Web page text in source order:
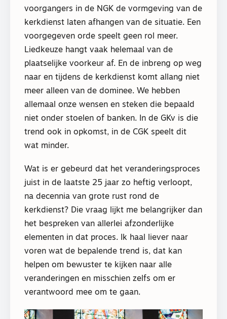
voorgangers in de NGK de vormgeving van de
kerkdienst laten afhangen van de situatie. Een
voorgegeven orde speelt geen rol meer.
Liedkeuze hangt vaak helemaal van de
plaatselijke voorkeur af. En de inbreng op weg
naar en tijdens de kerkdienst komt allang niet
meer alleen van de dominee. We hebben
allemaal onze wensen en steken die bepaald
niet onder stoelen of banken. In de GKv is die
trend ook in opkomst, in de CGK speelt dit
wat minder.
Wat is er gebeurd dat het veranderingsproces
juist in de laatste 25 jaar zo heftig verloopt,
na decennia van grote rust rond de
kerkdienst? Die vraag lijkt me belangrijker dan
het bespreken van allerlei afzonderlijke
elementen in dat proces. Ik haal liever naar
voren wat de bepalende trend is, dat kan
helpen om bewuster te kijken naar alle
veranderingen en misschien zelfs om er
verantwoord mee om te gaan.